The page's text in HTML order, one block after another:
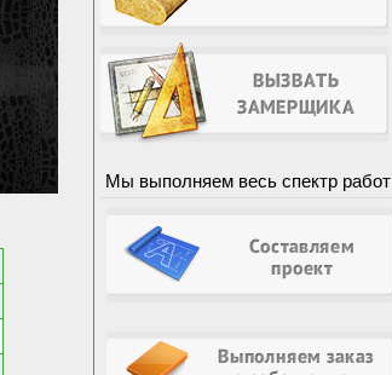
Мы выполняем весь спектр работ